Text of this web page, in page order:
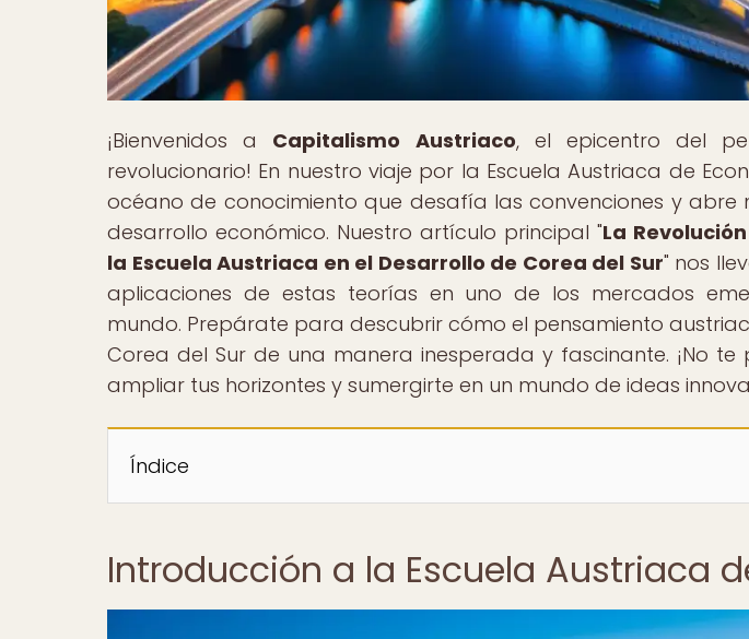
¡Bienvenidos a Capitalismo Austriaco, el epicentro del
revolucionario! En nuestro viaje por la Escuela Austriaca de
océano de conocimiento que desafía las convenciones y abre
desarrollo económico. Nuestro artículo principal "La
la Escuela Austriaca en el Desarrollo de Corea del Sur" nos
aplicaciones de estas teorías en uno de los mercados
mundo. Prepárate para descubrir cómo el pensamiento
Corea del Sur de una manera inesperada y fascinante. ¡No
ampliar tus horizontes y sumergirte en un mundo de ideas
Índice
Introducción a la Escuela Austriaca